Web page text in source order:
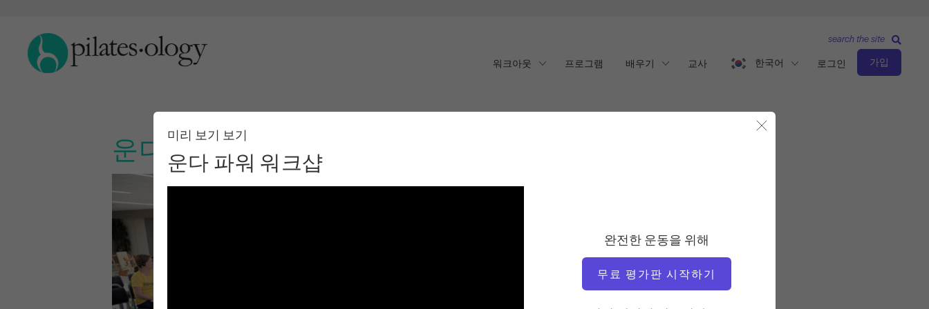
워크아웃 프로그램 배우기 교사 한국어 로그인 가입
search the site
운다 파워 워크샵
미리 보기 보기
운다 파워 워크샵
완전한 운동을 위해
무료 평가판 시작하기
호세 미구엘
비디오 시간